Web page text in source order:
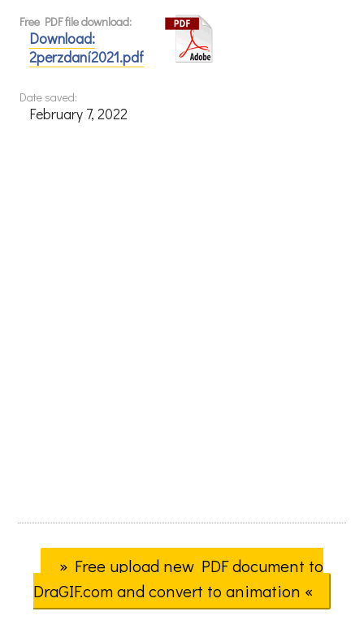
Free PDF file download:
Download:
2perzdaní2021.pdf
Date saved:
February 7, 2022
» Free upload new PDF document to
DraGIF.com and convert to animation «